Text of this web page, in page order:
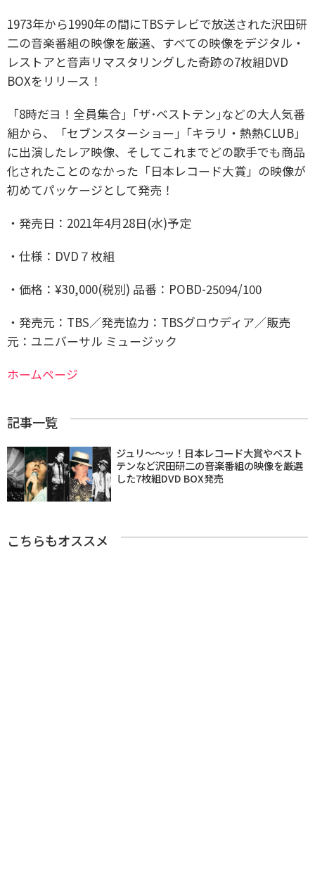
1973年から1990年の間にTBSテレビで放送された沢田研
二の音楽番組の映像を厳選、すべての映像をデジタル・
レストアと音声リマスタリングした奇跡の7枚組DVD
BOXをリリース！
「8時だヨ！全員集合｣「ザ･ベストテン｣などの大人気番
組から、「セブンスターショー｣「キラリ・熱熱CLUB」
に出演したレア映像、そしてこれまでどの歌手でも商品
化されたことのなかった「日本レコード大賞」の映像が
初めてパッケージとして発売！
・発売日：2021年4月28日(水)予定
・仕様：DVD７枚組
・価格：¥30,000(税別) 品番：POBD-25094/100
・発売元：TBS／発売協力：TBSグロウディア／販売
元：ユニバーサル ミュージック
ホームページ
記事一覧
ジュリ〜〜ッ！日本レコード大賞やベスト
テンなど沢田研二の音楽番組の映像を厳選
した7枚組DVD BOX発売
こちらもオススメ